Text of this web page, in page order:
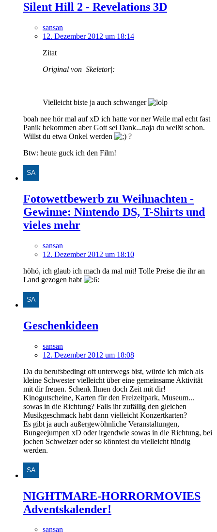
Silent Hill 2 - Revelations 3D
sansan
12. Dezember 2012 um 18:14
Zitat
Original von |Skeletor|:
Vielleicht biste ja auch schwanger
boah nee hör mal auf xD ich hatte vor ner Weile mal echt fast
Panik bekommen aber Gott sei Dank...naja du weißt schon.
Willst du etwa Onkel werden
?
Btw: heute guck ich den Film!
Fotowettbewerb zu Weihnachten -
Gewinne: Nintendo DS, T-Shirts und
vieles mehr
sansan
12. Dezember 2012 um 18:10
höhö, ich glaub ich mach da mal mit! Tolle Preise die ihr an
Land gezogen habt
Geschenkideen
sansan
12. Dezember 2012 um 18:08
Da du berufsbedingt oft unterwegs bist, würde ich mich als
kleine Schwester vielleicht über eine gemeinsame Aktivität
mit dir freuen. Schenk Ihnen doch Zeit mit dir!
Kinogutscheine, Karten für den Freizeitpark, Museum...
sowas in die Richtung? Falls ihr zufällig den gleichen
Musikgeschmack habt dann vielleicht Konzertkarten?
Es gibt ja auch außergewöhnliche Veranstaltungen,
Bungeejumpen xD oder irgendwie sowas in die Richtung, bei
jochen Schweizer oder so könntest du vielleicht fündig
werden.
NIGHTMARE-HORRORMOVIES
Adventskalender!
sansan